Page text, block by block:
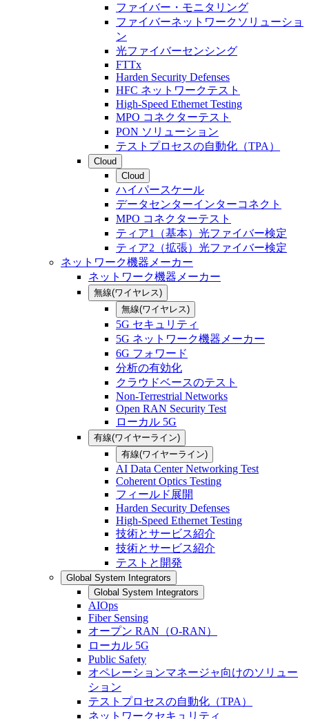
ファイバー・モニタリング
ファイバーネットワークソリューショ
ン
光ファイバーセンシング
FTTx
Harden Security Defenses
HFC ネットワークテスト
High-Speed Ethernet Testing
MPO コネクターテスト
PON ソリューション
テストプロセスの自動化（TPA）
Cloud
Cloud
ハイパースケール
データセンターインターコネクト
MPO コネクターテスト
ティア1（基本）光ファイバー検定
ティア2（拡張）光ファイバー検定
ネットワーク機器メーカー
ネットワーク機器メーカー
無線(ワイヤレス)
無線(ワイヤレス)
5G セキュリティ
5G ネットワーク機器メーカー
6G フォワード
分析の有効化
クラウドベースのテスト
Non-Terrestrial Networks
Open RAN Security Test
ローカル 5G
有線(ワイヤーライン)
有線(ワイヤーライン)
AI Data Center Networking Test
Coherent Optics Testing
フィールド展開
Harden Security Defenses
High-Speed Ethernet Testing
技術とサービス紹介
技術とサービス紹介
テストと開発
Global System Integrators
Global System Integrators
AIOps
Fiber Sensing
オープン RAN（O-RAN）
ローカル 5G
Public Safety
オペレーションマネージャ向けのソリュー
ション
テストプロセスの自動化（TPA）
ネットワークセキュリティ